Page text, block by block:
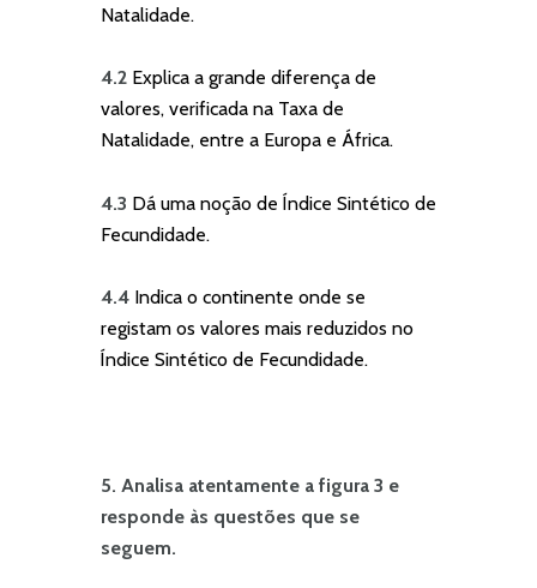
Natalidade.
4.2 Explica a grande diferença de
valores, verificada na Taxa de
Natalidade, entre a Europa e África.
4.3 Dá uma noção de Índice Sintético de
Fecundidade.
4.4 Indica o continente onde se
registam os valores mais reduzidos no
Índice Sintético de Fecundidade.
5. Analisa atentamente a figura 3 e
responde às questões que se
seguem.